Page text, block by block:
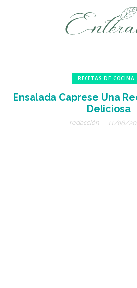
RECETAS DE COCINA
Ensalada Caprese Una
Deliciosa
redacción 11/06/